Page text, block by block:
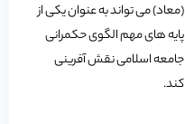
(معاد) می تواند به عنوان یکی از
پایه های مهم الگوی حکمرانی
جامعه اسلامی نقش آفرینی
کند.